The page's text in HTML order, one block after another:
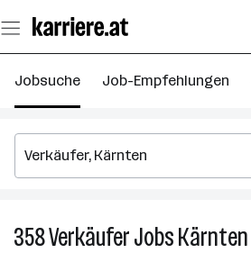
Seiteninhalt
springen
Jobsuche Job-Empfehlungen
358VerkäuferJobsKärnten